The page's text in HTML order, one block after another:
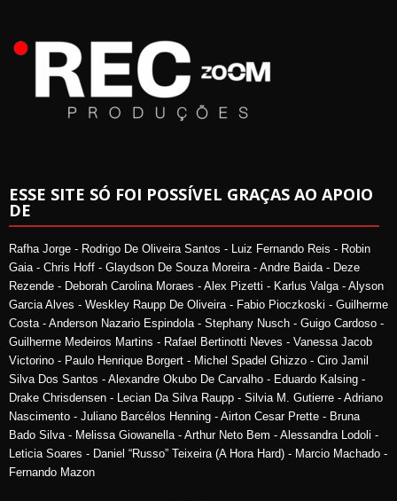
ESSE SITE SÓ FOI POSSÍVEL GRAÇAS AO APOIO
DE
Rafha Jorge - Rodrigo De Oliveira Santos - Luiz Fernando Reis - Robin
Gaia - Chris Hoff - Glaydson De Souza Moreira - Andre Baida - Deze
Rezende - Deborah Carolina Moraes - Alex Pizetti - Karlus Valga - Alyson
Garcia Alves - Weskley Raupp De Oliveira - Fabio Pioczkoski - Guilherme
Costa - Anderson Nazario Espindola - Stephany Nusch - Guigo Cardoso -
Guilherme Medeiros Martins - Rafael Bertinotti Neves - Vanessa Jacob
Victorino - Paulo Henrique Borgert - Michel Spadel Ghizzo - Ciro Jamil
Silva Dos Santos - Alexandre Okubo De Carvalho - Eduardo Kalsing -
Drake Chrisdensen - Lecian Da Silva Raupp - Silvia M. Gutierre - Adriano
Nascimento - Juliano Barcélos Henning - Airton Cesar Prette - Bruna
Bado Silva - Melissa Giowanella - Arthur Neto Bem - Alessandra Lodoli -
Leticia Soares - Daniel “Russo” Teixeira (A Hora Hard) - Marcio Machado -
Fernando Mazon